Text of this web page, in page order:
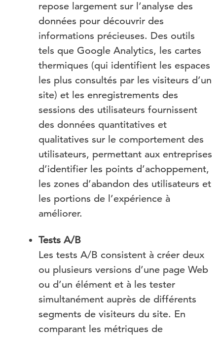
repose largement sur l’analyse des
données pour découvrir des
informations précieuses. Des outils
tels que Google Analytics, les cartes
thermiques (qui identifient les espaces
les plus consultés par les visiteurs d’un
site) et les enregistrements des
sessions des utilisateurs fournissent
des données quantitatives et
qualitatives sur le comportement des
utilisateurs, permettant aux entreprises
d’identifier les points d’achoppement,
les zones d’abandon des utilisateurs et
les portions de l’expérience à
améliorer.
Tests A/B
Les tests A/B consistent à créer deux
ou plusieurs versions d’une page Web
ou d’un élément et à les tester
simultanément auprès de différents
segments de visiteurs du site. En
comparant les métriques de